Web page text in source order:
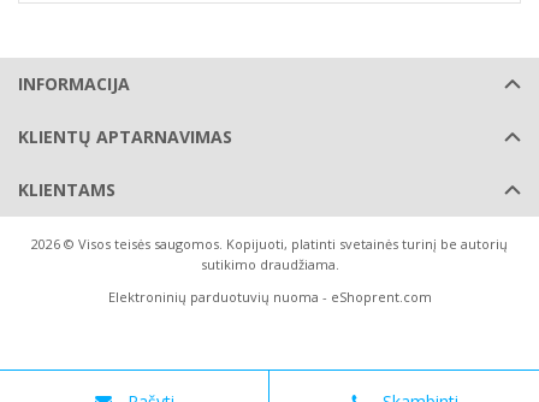
INFORMACIJA
KLIENTŲ APTARNAVIMAS
KLIENTAMS
2026 © Visos teisės saugomos. Kopijuoti, platinti svetainės turinį be autorių
sutikimo draudžiama.
Elektroninių parduotuvių nuoma - eShoprent.com